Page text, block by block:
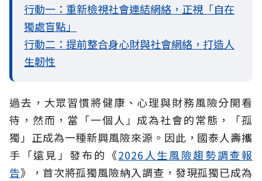
行動一：重新檢視社會連結網絡，正視「自在
獨處盲點」
行動二：提前整合身心財與社會網絡，打造人
生韌性
過去，大眾習慣將健康、心理與財務風險分開看
待，然而，當「一個人」成為社會的常態，「孤
獨」正成為一種新興風險來源。因此，國泰人壽攜
手「遠見」發布的《2026人生風險趨勢調查報
告》，首次將孤獨風險納入調查，發現孤獨已成為